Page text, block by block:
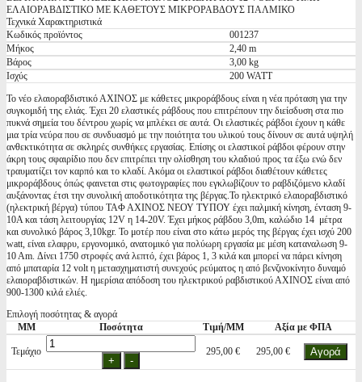
ΕΛΑΙΟΡΑΒΔΙΣΤΙΚΟ ΜΕ ΚΑΘΕΤΟΥΣ ΜΙΚΡΟΡΑΒΔΟΥΣ ΠΑΛΜΙΚΟ
Τεχνικά Χαρακτηριστικά
Κωδικός προϊόντος
001237
Μήκος
2,40 m
Βάρος
3,00 kg
Ισχύς
200 WATT
Το νέο ελαιοραβδιστικό ΑΧΙΝΟΣ με κάθετες μικροράβδους είναι η νέα πρόταση για την
συγκομιδή της ελιάς. Έχει 20 ελαστικές ράβδους που επιτρέπουν την διείσδυση στα πιο
πυκνά σημεία του δέντρου χωρίς να μπλέκει σε αυτά. Οι ελαστικές ράβδοι έχουν η κάθε
μια τρία νεύρα που σε συνδυασμό με την ποιότητα του υλικού τους δίνουν σε αυτά υψηλή
ανθεκτικότητα σε σκληρές συνθήκες εργασίας. Επίσης οι ελαστικοί ράβδοι φέρουν στην
άκρη τους σφαιρίδιο που δεν επιτρέπει την ολίσθηση του κλαδιού προς τα έξω ενώ δεν
τραυματίζει τον καρπό και το κλαδί. Ακόμα οι ελαστικοί ράβδοι διαθέτουν κάθετες
μικροράβδους όπώς φαινεται στις φωτογραφίες που εγκλωβίζουν το ραβδιζόμενο κλαδί
αυξάνοντας έτσι την συνολική αποδοτικότητα της βέργας.Το ηλεκτρικό ελαιοραβδιστικό
(ηλεκτρική βέργα) τύπου ΤΑΦ ΑΧΙΝΟΣ ΝΕΟΥ ΤΥΠΟΥ έχει παλμική κίνηση, ένταση 9-
10Α και τάση λειτουργίας 12V η 14-20V. Έχει μήκος ράβδου 3,0m, καλώδιο 14 μέτρα
και συνολικό βάρος 3,10kgr. Το μοτέρ που είναι στο κάτω μερός της βέργας έχει ισχύ 200
watt, είναι ελαφρυ, εργονομικό, ανατομικό για πολύωρη εργασία με μέση καταναλωση 9-
10 Αm. Δίνει 1750 στροφές ανά λεπτό, έχει βάρος 1, 3 κιλά και μπορεί να πάρει κίνηση
από μπαταρία 12 volt η μετασχηματιστή συνεχούς ρεύματος η από βενζινοκίνητο δυναμό
ελαιοραβδιστικών. Η ημερίσια απόδοση του ηλεκτρικού ραβδιστικού ΑΧΙΝΟΣ είναι από
900-1300 κιλά ελιές.
Επιλογή ποσότητας & αγορά
ΜΜ
Ποσότητα Τιμή/ΜΜ Αξία με ΦΠΑ
Τεμάχιο 295,00 € 295,00 €